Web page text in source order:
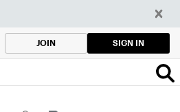
JOIN SIGN IN